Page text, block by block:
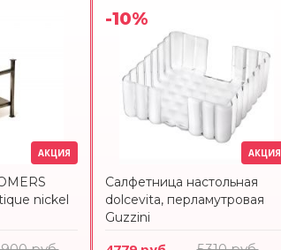
АКЦИЯ
nickel
-10%
АКЦИЯ
Салфетница настольная
dolcevita, перламутровая
Guzzini